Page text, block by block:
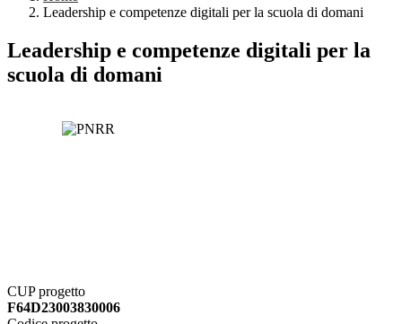
Leadership e competenze digitali per la scuola di domani
Leadership e competenze digitali per la
scuola di domani
CUP progetto
F64D23003830006